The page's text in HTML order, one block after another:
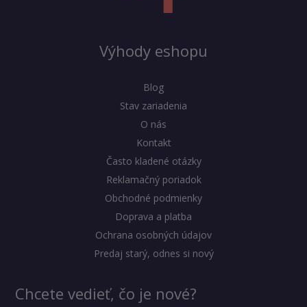
Výhody eshopu
Blog
Stav zariadenia
O nás
Kontakt
Často kladené otázky
Reklamačný poriadok
Obchodné podmienky
Doprava a platba
Ochrana osobných údajov
Predaj starý, odnes si nový
Chcete vedieť, čo je nové?